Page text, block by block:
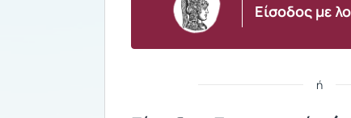
Είσοδος με
ή